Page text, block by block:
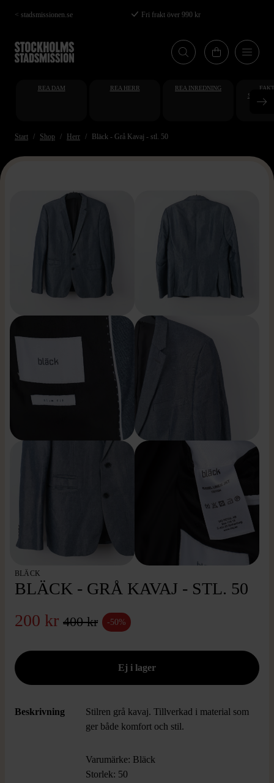
Hoppa
till
huvudinnehåll
< stadsmissionen.se Fri frakt över 990 kr
REA DAM REA HERR REA INREDNING
Start Shop Herr Bläck - Grå Kavaj - stl. 50
BLÄCK
BLÄCK - GRÅ KAVAJ - STL. 50
200 kr 400 kr -50%
Beskrivning
Stilren grå kavaj. Tillverkad i material som
ger både komfort och stil.
Varumärke: Bläck
Storlek: 50